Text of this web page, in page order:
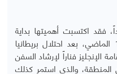
فقد اكتسبت أهميتها بداية
منذ منتصف القرن ال 18 الماضي، بعد احتلال بريطانيا
الإنجليز فناراً لإرشاد السفن
المنطقة، والذي استمر كذلك